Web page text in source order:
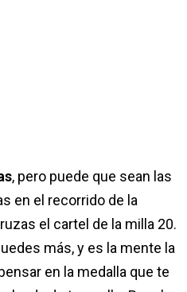
, pero puede que sean las
en el recorrido de la
el cartel de la milla 20.
más, y es la mente la
en la medalla que te